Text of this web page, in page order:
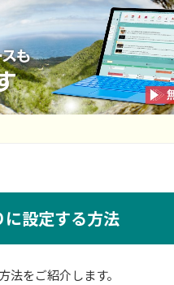
設定する方法
をご紹介します。